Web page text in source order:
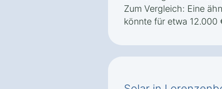
Zum Vergleich: Eine
könnte für etwa 12.000